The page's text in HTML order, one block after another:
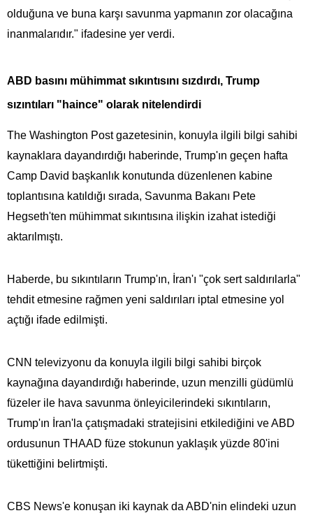
olduğuna ve buna karşı savunma yapmanın zor olacağına
inanmalarıdır." ifadesine yer verdi.
ABD basını mühimmat sıkıntısını sızdırdı, Trump
sızıntıları "haince" olarak nitelendirdi
The Washington Post gazetesinin, konuyla ilgili bilgi sahibi
kaynaklara dayandırdığı haberinde, Trump'ın geçen hafta
Camp David başkanlık konutunda düzenlenen kabine
toplantısına katıldığı sırada, Savunma Bakanı Pete
Hegseth'ten mühimmat sıkıntısına ilişkin izahat istediği
aktarılmıştı.
Haberde, bu sıkıntıların Trump'ın, İran'ı "çok sert saldırılarla"
tehdit etmesine rağmen yeni saldırıları iptal etmesine yol
açtığı ifade edilmişti.
CNN televizyonu da konuyla ilgili bilgi sahibi birçok
kaynağına dayandırdığı haberinde, uzun menzilli güdümlü
füzeler ile hava savunma önleyicilerindeki sıkıntıların,
Trump'ın İran'la çatışmadaki stratejisini etkilediğini ve ABD
ordusunun THAAD füze stokunun yaklaşık yüzde 80'ini
tükettiğini belirtmişti.
CBS News'e konuşan iki kaynak da ABD'nin elindeki uzun